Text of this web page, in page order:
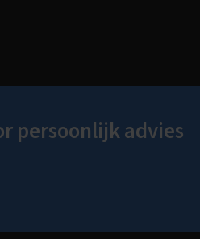
persoonlijk advies